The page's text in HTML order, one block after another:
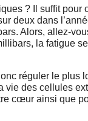
? Il suffit
deux dans
Alors, allez-
la fatigue
réguler le
des cellules
cœur ainsi que